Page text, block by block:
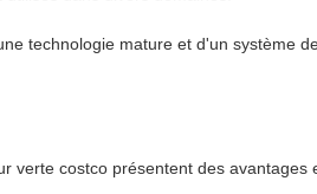
technologie mature et d'un système
verte costco présentent des